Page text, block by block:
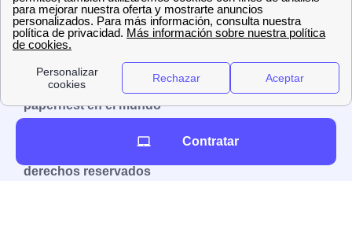
Vodafone Valencia
Jazztel Zaragoza
Sobre Zona-internet.com
¿Quiénes somos?
El grupo papernest
Aviso legal Nuestras ofertas de trabajo
papernest en el mundo
Reino Unido
derechos reservados
Contratar